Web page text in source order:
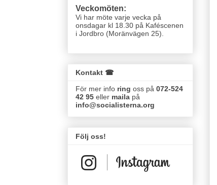
Veckomöten:
Vi har möte varje vecka på
onsdagar kl 18.30 på Kaféscenen
i Jordbro (Moränvägen 25)
Kontakt ☎
För mer info ring oss på 072-524
42 95 eller maila på
info@socialisterna.org
Följ oss!